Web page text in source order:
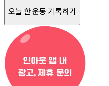
오늘 한 운동 기록하기